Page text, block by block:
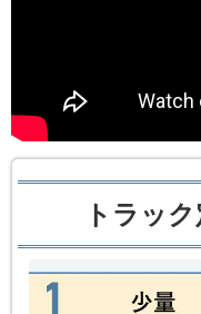
トラッ